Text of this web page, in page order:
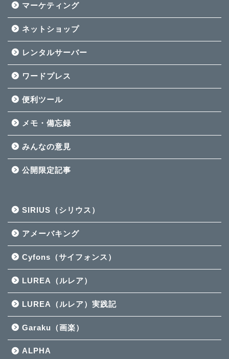
マーケティング
ネットショップ
レンタルサーバー
ワードプレス
便利ツール
メモ・備忘録
みんなの意見
公開限定記事
SIRIUS（シリウス）
アメーバキング
Cyfons（サイフォンス）
LUREA（ルレア）
LUREA（ルレア）実践記
Garaku（画楽）
ALPHA